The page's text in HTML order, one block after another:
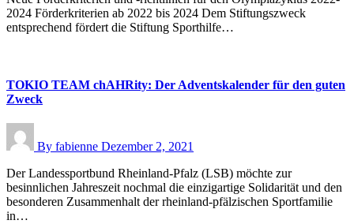
2024 Förderkriterien ab 2022 bis 2024 Dem Stiftungszweck
entsprechend fördert die Stiftung Sporthilfe…
TOKIO TEAM chAHRity: Der Adventskalender für den guten
Zweck
By fabienne Dezember 2, 2021
Der Landessportbund Rheinland-Pfalz (LSB) möchte zur
besinnlichen Jahreszeit nochmal die einzigartige Solidarität und den
besonderen Zusammenhalt der rheinland-pfälzischen Sportfamilie
in…